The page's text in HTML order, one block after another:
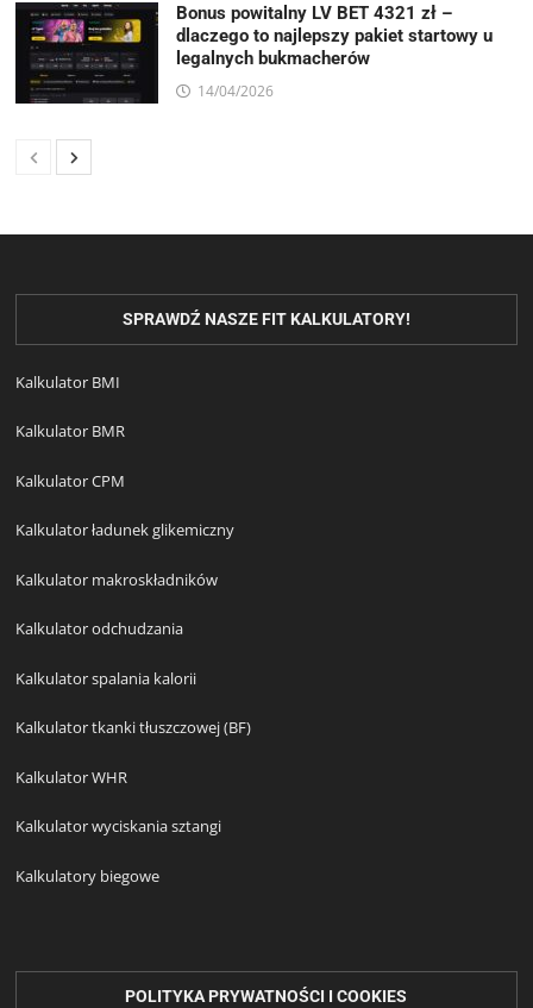
Bonus powitalny LV BET 4321 zł –
dlaczego to najlepszy pakiet startowy u
legalnych bukmacherów
14/04/2026
SPRAWDŹ NASZE FIT KALKULATORY!
Kalkulator BMI
Kalkulator BMR
Kalkulator CPM
Kalkulator ładunek glikemiczny
Kalkulator makroskładników
Kalkulator odchudzania
Kalkulator spalania kalorii
Kalkulator tkanki tłuszczowej (BF)
Kalkulator WHR
Kalkulator wyciskania sztangi
Kalkulatory biegowe
POLITYKA PRYWATNOŚCI I COOKIES